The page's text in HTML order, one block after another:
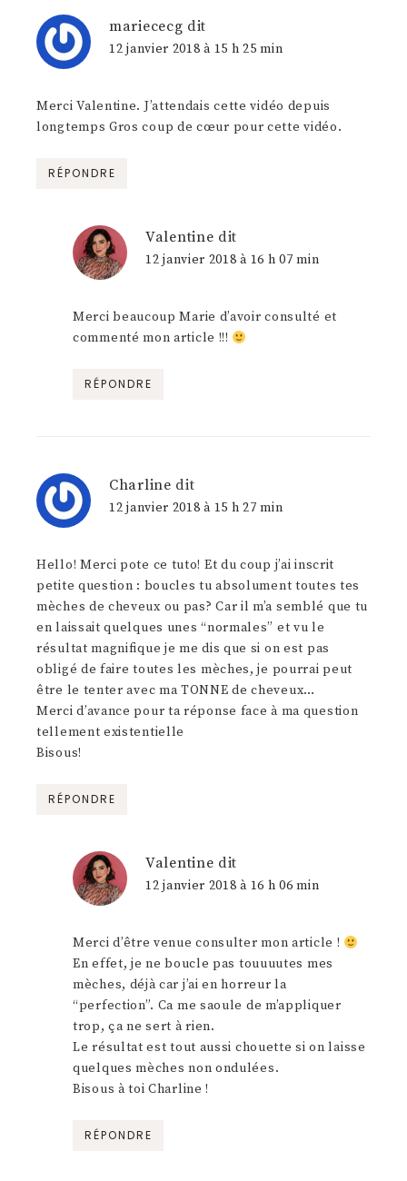
mariececg dit
12 janvier 2018 à 15 h 25 min
Merci Valentine. J’attendais cette vidéo depuis
longtemps Gros coup de cœur pour cette vidéo.
RÉPONDRE
Valentine dit
12 janvier 2018 à 16 h 07 min
Merci beaucoup Marie d’avoir consulté et
commenté mon article !!!
RÉPONDRE
Charline dit
12 janvier 2018 à 15 h 27 min
Hello! Merci pote ce tuto! Et du coup j’ai inscrit
petite question : boucles tu absolument toutes tes
mèches de cheveux ou pas? Car il m’a semblé que tu
en laissait quelques unes “normales” et vu le
résultat magnifique je me dis que si on est pas
obligé de faire toutes les mèches, je pourrai peut
être le tenter avec ma TONNE de cheveux…
Merci d’avance pour ta réponse face à ma question
tellement existentielle
Bisous!
RÉPONDRE
Valentine dit
12 janvier 2018 à 16 h 06 min
Merci d’être venue consulter mon article !
En effet, je ne boucle pas touuuutes mes
mèches, déjà car j’ai en horreur la
“perfection”. Ca me saoule de m’appliquer
trop, ça ne sert à rien.
Le résultat est tout aussi chouette si on laisse
quelques mèches non ondulées.
Bisous à toi Charline !
RÉPONDRE